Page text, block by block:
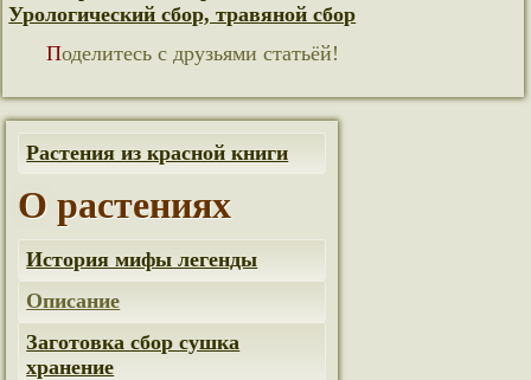
Урологический сбор, травяной сбор
Поделитесь с друзьями статьёй!
Растения из красной книги
О растениях
История мифы легенды
Описание
Заготовка сбор сушка
хранение